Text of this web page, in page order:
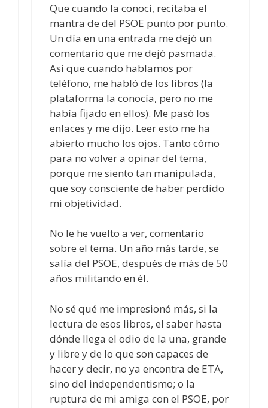
Que cuando la conocí, recitaba el
mantra de del PSOE punto por punto.
Un día en una entrada me dejó un
comentario que me dejó pasmada.
Así que cuando hablamos por
teléfono, me habló de los libros (la
plataforma la conocía, pero no me
había fijado en ellos). Me pasó los
enlaces y me dijo. Leer esto me ha
abierto mucho los ojos. Tanto cómo
para no volver a opinar del tema,
porque me siento tan manipulada,
que soy consciente de haber perdido
mi objetividad.
No le he vuelto a ver, comentario
sobre el tema. Un año más tarde, se
salía del PSOE, después de más de 50
años militando en él.
No sé qué me impresionó más, si la
lectura de esos libros, el saber hasta
dónde llega el odio de la una, grande
y libre y de lo que son capaces de
hacer y decir, no ya encontra de ETA,
sino del independentismo; o la
ruptura de mi amiga con el PSOE, por